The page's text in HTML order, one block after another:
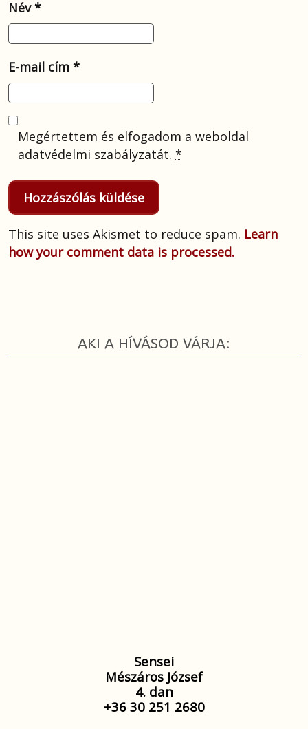
Név*
E-mail cím *
Megértettem és elfogadom a weboldal
adatvédelmi szabályzatát.*
This site uses Akismet to reduce spam. Learn
how your comment data is processed.
AKI A HÍVÁSOD VÁRJA:
Sensei
Mészáros József
4. dan
+36 30 251 2680